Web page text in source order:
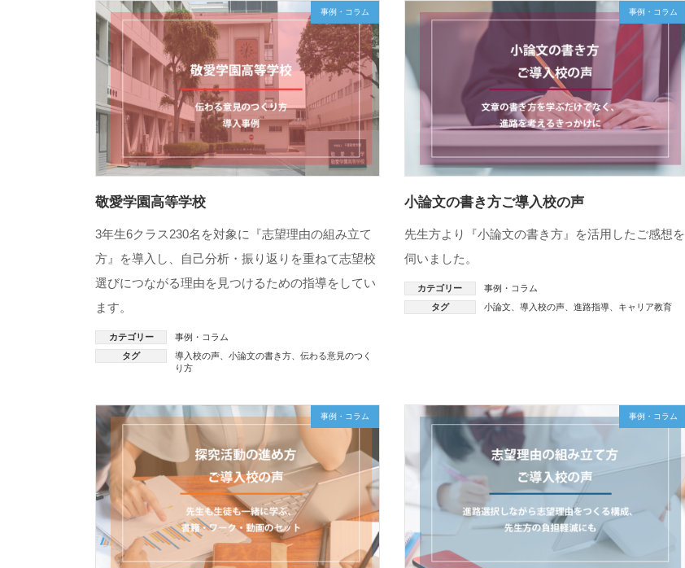
事例・コラム
敬愛学園高等学校
3年生6クラス230名を対象に『志望理由の組み立て
方』を導入し、自己分析・振り返りを重ねて志望校
選びにつながる理由を見つけるための指導をしてい
ます。
カテゴリー
事例・コラム
タグ
導入校の声 小論文の書き方
伝わる意見のつく
り方
事例・コラム
小論文の書き方ご導入校の声
先生方より『小論文の書き方』を活用したご感想を
伺いました。
カテゴリー
事例・コラム
タグ
小論文 導入校の声、 進路指導、 キャリア教育
事例・コラム 事例・コラム